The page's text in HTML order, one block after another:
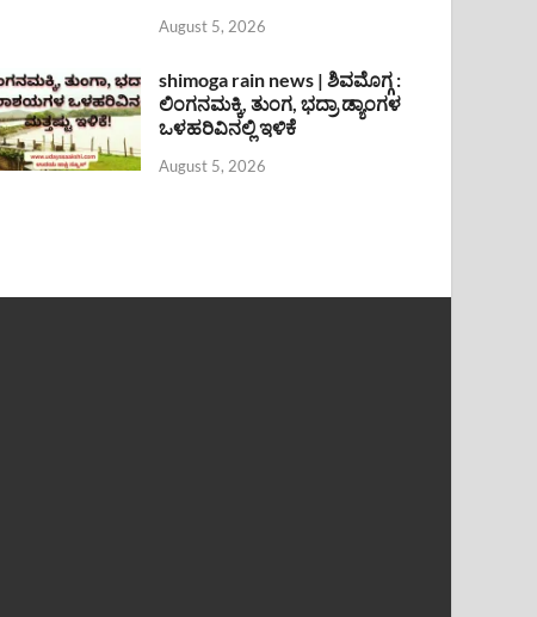
August 5, 2026
shimoga rain news | ಶಿವಮೊಗ್ಗ :
ಲಿಂಗನಮಕ್ಕಿ, ತುಂಗ, ಭದ್ರಾ ಡ್ಯಾಂಗಳ
ಒಳಹರಿವಿನಲ್ಲಿ ಇಳಿಕೆ
August 5, 2026